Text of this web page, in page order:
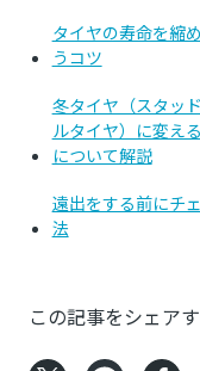
タイヤの寿命を縮
うコツ
冬タイヤ（スタッ
ルタイヤ）に変え
について解説
遠出をする前にチ
法
この記事をシェア